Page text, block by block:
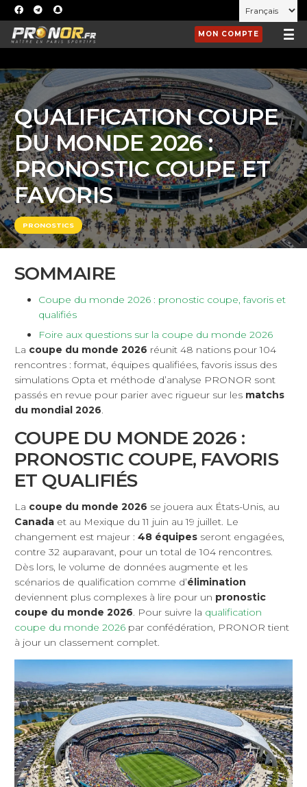
MON COMPTE
QUALIFICATION COUPE
DU MONDE 2026 :
PRONOSTIC COUPE ET
FAVORIS
PRONOSTICS
SOMMAIRE
Coupe du monde 2026 : pronostic coupe, favoris et
qualifiés
Foire aux questions sur la coupe du monde 2026
La coupe du monde 2026 réunit 48 nations pour 104
rencontres : format, équipes qualifiées, favoris issus des
simulations Opta et méthode d’analyse PRONOR sont
passés en revue pour parier avec rigueur sur les matchs
du mondial 2026.
COUPE DU MONDE 2026 :
PRONOSTIC COUPE, FAVORIS
ET QUALIFIÉS
La coupe du monde 2026 se jouera aux États-Unis, au
Canada et au Mexique du 11 juin au 19 juillet. Le
changement est majeur : 48 équipes seront engagées,
contre 32 auparavant, pour un total de 104 rencontres.
Dès lors, le volume de données augmente et les
scénarios de qualification comme d’élimination
deviennent plus complexes à lire pour un pronostic
coupe du monde 2026. Pour suivre la qualification
coupe du monde 2026 par confédération, PRONOR tient
à jour un classement complet.